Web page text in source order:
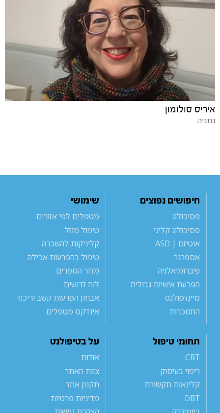
איריס סולומון
נתניה
חיפושים נפוצים
פסיכולוג
פסיכולוג קליני
אוטיזם | ASD
אספרגר
פיברומיאלגיה
הפרעת אישיות גבולית
מיינדפולנס
התמכרות
שימושי
מטפלים לפי אזורים
טיפול מוזל
קליניקות להשכרה
טיפול בהפרעות אכילה
מדור הספרים
לוח דרושים
אבחון הפרעות קשב וריכוז
אינדקס מטפלים
תחומי טיפול
CBT
ריפוי בעיסוק
קלינאות תקשורת
DBT
על בטיפולנט
אודות
צוות האתר
תקנון אתר
מדיניות פרטיות